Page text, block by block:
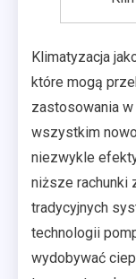
Klimatyzacja
które mogą
zastosowania
wszystkim
niezwykle
niższe rachunki
tradycyjnych
technologii
wydobywać